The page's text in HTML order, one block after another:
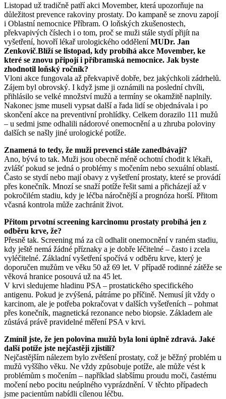
Listopad už tradičně patří akci Movember, která upozorňuje na
důležitost prevence rakoviny prostaty. Do kampaně se znovu zapojí
i Oblastní nemocnice Příbram. O loňských zkušenostech,
překvapivých číslech i o tom, proč se muži stále stydí přijít na
vyšetření, hovoří lékař urologického odděleníMUDr. Jan
Zenkovič.Blíží se listopad, kdy probíhá akce Movember, ke
které se znovu připojí i příbramská nemocnice. Jak byste
zhodnotil loňský ročník?
Vloni akce fungovala až překvapivě dobře, bez jakýchkoli zádrhelů.
Zájem byl obrovský. I když jsme ji oznámili na poslední chvíli,
přihlásilo se velké množství mužů a termíny se okamžitě naplnily.
Nakonec jsme museli vypsat další a řada lidí se objednávala i po
skončení akce na preventivní prohlídky. Celkem dorazilo 111 mužů
– u sedmi jsme odhalili nádorové onemocnění a u zhruba poloviny
dalších se našly jiné urologické potíže.
Znamená to tedy, že muži prevenci stále zanedbávají?
Ano, bývá to tak. Muži jsou obecně méně ochotní chodit k lékaři,
zvlášť pokud se jedná o problémy s močením nebo sexuální oblastí.
Často se stydí nebo mají obavy z vyšetření prostaty, které se provádí
přes konečník. Mnozí se snaží potíže řešit sami a přicházejí až v
pokročilém stadiu, kdy je léčba náročnější a prognóza horší. Přitom
včasná kontrola může zachránit život.
Přitom prvotní screening karcinomu prostaty probíhá jen z
odběru krve, že?
Přesně tak. Screening má za cíl odhalit onemocnění v raném stadiu,
kdy ještě nemá žádné příznaky a je dobře léčitelné – často i zcela
vyléčitelné. Základní vyšetření spočívá v odběru krve, který je
doporučen mužům ve věku 50 až 69 let. V případě rodinné zátěže se
věková hranice posouvá už na 45 let.
V krvi sledujeme hladinu PSA – prostatického specifického
antigenu. Pokud je zvýšená, pátráme po příčině. Nemusí jít vždy o
karcinom, ale je potřeba pokračovat v dalších vyšetřeních – pohmat
přes konečník, magnetická rezonance nebo biopsie. Základem ale
zůstává právě pravidelné měření PSA v krvi.
Zmínil jste, že jen polovina mužů byla loni úplně zdravá. Jaké
další potíže jste nejčastěji zjistili?
Nejčastějším nálezem bylo zvětšení prostaty, což je běžný problém u
mužů vyššího věku. Ne vždy způsobuje potíže, ale může vést k
problémům s močením – například slabšímu proudu moči, častému
močení nebo pocitu neúplného vyprázdnění. V těchto případech
jsme pacientům nabídli cílenou léčbu.